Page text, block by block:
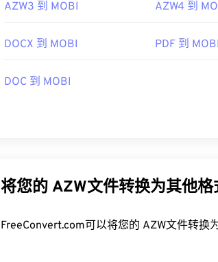
AZW3 到 MOBI AZW4 到
DOCX 到 MOBI PDF 到 MOBI
DOC 到 MOBI
将您的 AZW文件转换为其他格
FreeConvert.com可以将您的 AZW文件转换